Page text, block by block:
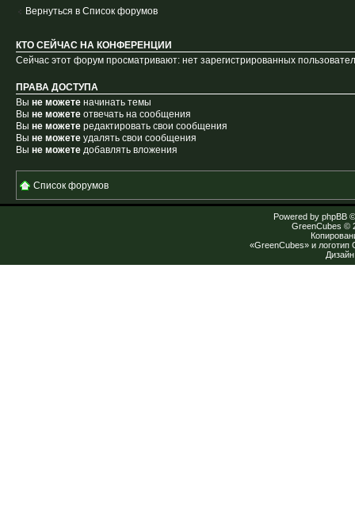
Вернуться в Список форумов
КТО СЕЙЧАС НА КОНФЕРЕНЦИИ
Сейчас этот форум просматривают: нет зарегистрированных
ПРАВА ДОСТУПА
Вы не можете начинать темы
Вы не можете отвечать на сообщения
Вы не можете редактировать свои сообщения
Вы не можете удалять свои сообщения
Вы не можете добавлять вложения
Список форумов
Powered by phpBB
GreenCubes ©
«GreenCubes» и